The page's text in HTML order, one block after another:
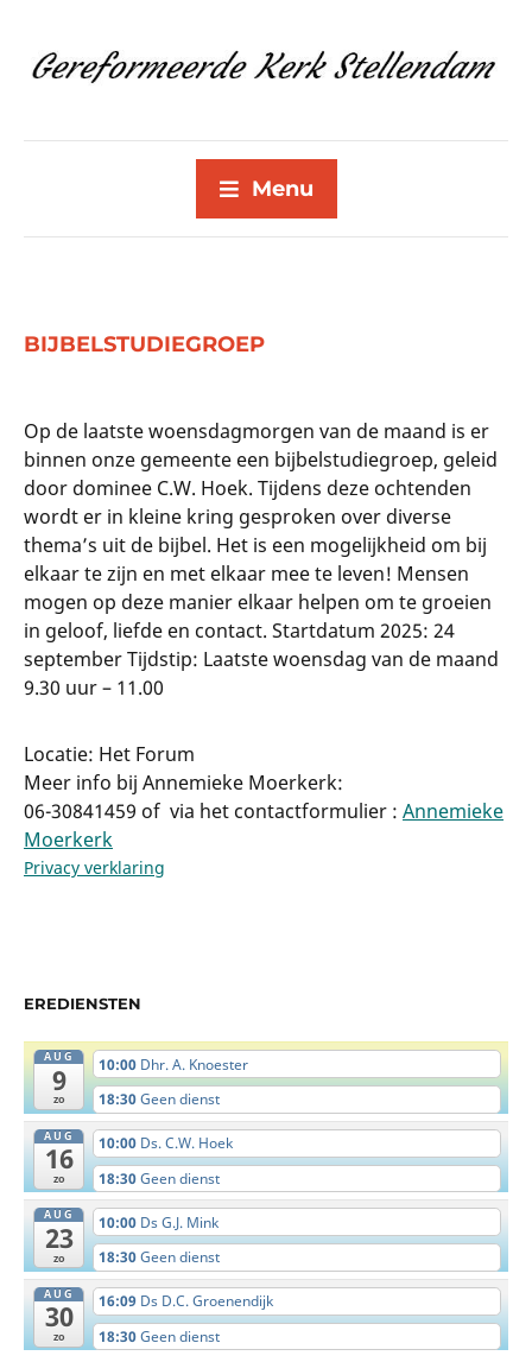
Menu
BIJBELSTUDIEGROEP
Op de laatste woensdagmorgen van de maand is er
binnen onze gemeente een bijbelstudiegroep, geleid
door dominee C.W. Hoek. Tijdens deze ochtenden
wordt er in kleine kring gesproken over diverse
thema’s uit de bijbel. Het is een mogelijkheid om bij
elkaar te zijn en met elkaar mee te leven! Mensen
mogen op deze manier elkaar helpen om te groeien
in geloof, liefde en contact. Startdatum 2025: 24
september Tijdstip: Laatste woensdag van de maand
9.30 uur – 11.00
Locatie: Het Forum
Meer info bij Annemieke Moerkerk:
06-30841459 of via het contactformulier : Annemieke
Moerkerk
Privacy verklaring
EREDIENSTEN
AUG
9
zo
10:00 Dhr. A. Knoester
18:30Geen dienst
AUG
16
zo
10:00 Ds. C.W. Hoek
18:30Geen dienst
AUG
23
zo
10:00 Ds G.J. Mink
18:30Geen dienst
AUG
30
zo
16:09 Ds D.C. Groenendijk
18:30Geen dienst